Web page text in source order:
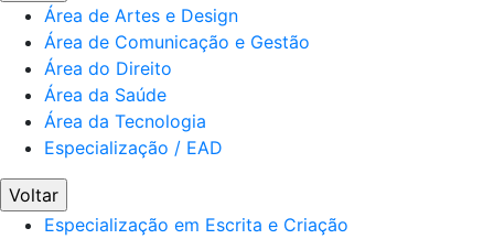
Área de Artes e Design
Área de Comunicação e Gestão
Área do Direito
Área da Saúde
Área da Tecnologia
Especialização / EAD
Voltar
Especialização em Escrita e Criação